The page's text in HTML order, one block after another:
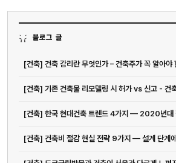
블로그 글
[건축] 건축 감리란 무엇인가 – 건축주가 꼭 알아야
[건축] 한국 현대건축 트렌드 4가지 — 2020년대
[건축] 건축비 절감 현실 전략 9가지 — 설계 단계